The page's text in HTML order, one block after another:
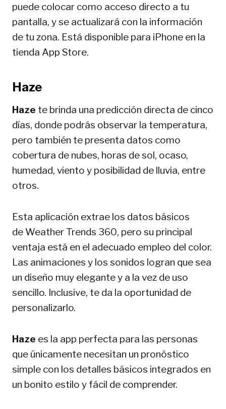
puede colocar como acceso directo a tu
pantalla, y se actualizará con la información
de tu zona. Está disponible para iPhone en la
tienda App Store.
Haze
Haze te brinda una predicción directa de cinco
días, donde podrás observar la temperatura,
pero también te presenta datos como
cobertura de nubes, horas de sol, ocaso,
humedad, viento y posibilidad de lluvia, entre
otros.
Esta aplicación extrae los datos ​​básicos
de Weather Trends 360, pero su principal
ventaja está en el adecuado empleo del color.
Las animaciones y los sonidos logran que sea
un diseño muy elegante y a la vez de uso
sencillo. Inclusive, te da la oportunidad de
personalizarlo.
Haze es la app perfecta para las personas
que únicamente necesitan un pronóstico
simple con los detalles básicos integrados en
un bonito estilo y fácil de comprender.